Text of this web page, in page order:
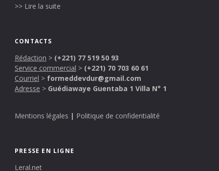
>> Lire la suite
CONTACTS
Rédaction > (+221) 77 519 50 93
Service commercial > (+221) 70 703 60 61
Courriel > formeddevdur@gmail.com
Adresse > Guédiawaye Guentaba 1 Villa N° 1
Mentions légales | Politique de confidentialité
PRESSE EN LIGNE
Leral.net